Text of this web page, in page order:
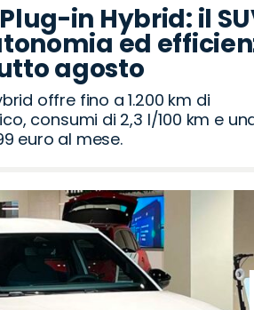
in Hybrid: il
ed
agosto
offre fino a 1.200 km di
consumi di 2,3 l/100 km e
euro al mese.